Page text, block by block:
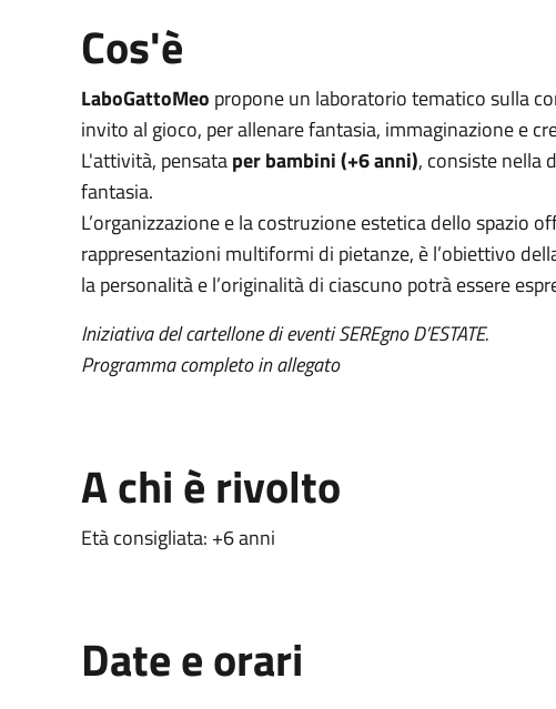
Cos'è
LaboGattoMeo propone un laboratorio tematico sulla
invito al gioco, per allenare fantasia, immaginazione e
L'attività, pensataper bambini (+6 anni), consiste nella
fantasia.
L’organizzazione e la costruzione estetica dello spazio
rappresentazioni multiformi di pietanze, è l’obiettivo
la personalità e l’originalità di ciascuno potrà essere
Iniziativa del cartellone di eventi SEREgno D’ESTATE.
Programma completo in allegato
A chi è rivolto
Età consigliata: +6 anni
Date e orari